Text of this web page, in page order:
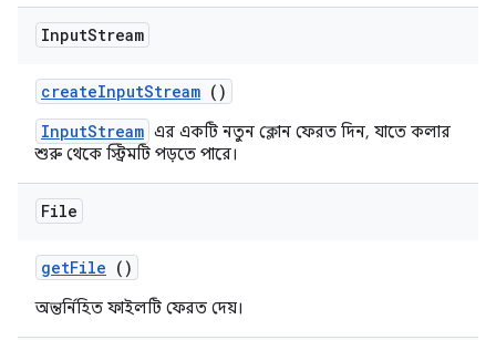
InputStream
createInputStream ()
InputStream এর একটি নতুন ক্লোন ফেরত দিন, যাতে কলার
শুরু থেকে স্ট্রিমটি পড়তে পারে।
File
getFile ()
অন্তর্নিহিত ফাইলটি ফেরত দেয়।